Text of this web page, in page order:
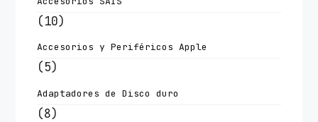
(10)
Accesorios y Periféricos Apple
(5)
Adaptadores de Disco duro
(8)